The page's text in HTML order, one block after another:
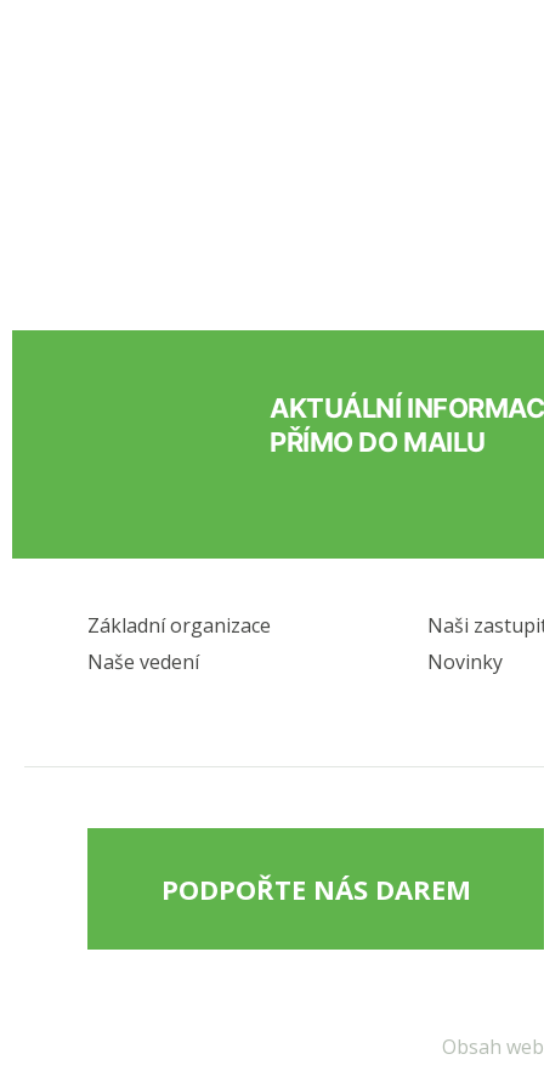
AKTUÁLNÍ
PŘÍMO DO MAILU
Základní organizace
Naši
Naše vedení
Novinky
PODPOŘTE NÁS DAREM
Obsah